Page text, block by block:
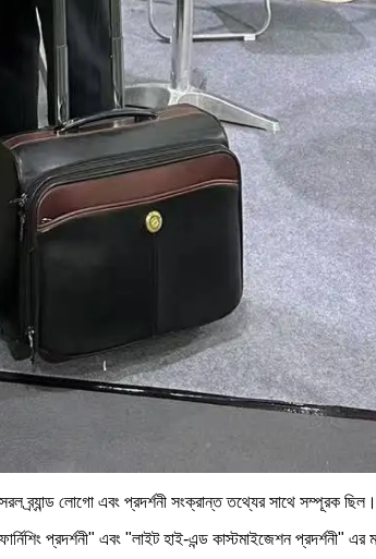
সরল ব্র্যান্ড লোগো এবং প্রদর্শনী সংক্রান্ত তথ্যের সাথে সম্পূরক
প্রদর্শনী" এবং "লাইট হাই-এন্ড কাস্টমাইজেশন প্রদর্শনী"